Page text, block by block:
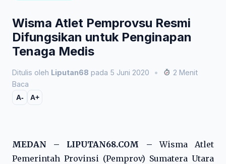
Wisma Atlet Pemprovsu Resmi
Difungsikan untuk Penginapan
Tenaga Medis
Ditulis oleh Liputan68 pada 5 Juni 2020 •
2 Menit
Baca
A- A+
MEDAN – LIPUTAN68.COM –Wisma Atlet
Pemerintah Provinsi (Pemprov) Sumatera Utara